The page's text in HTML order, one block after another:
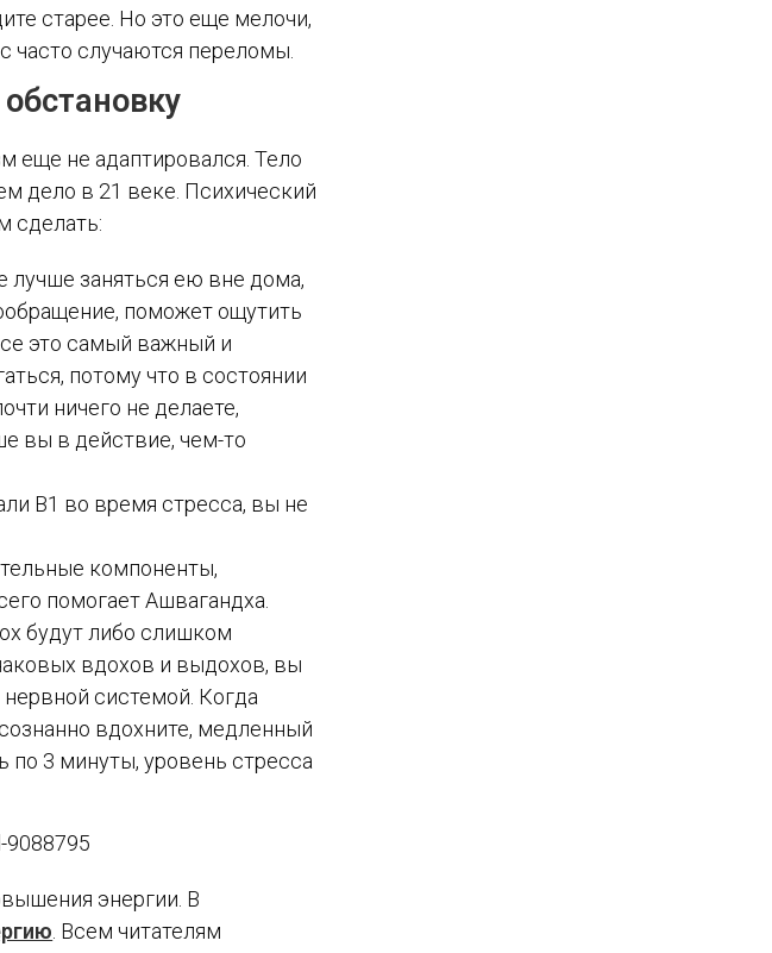
старее. Но это еще мелочи,
часто случаются переломы.
еще не адаптировался. Тело
дело в 21 веке. Психический
сделать:
лучше заняться ею вне дома,
поможет ощутить
это самый важный и
потому что в состоянии
ничего не делаете,
вы в действие, чем-то
В1 во время стресса, вы не
компоненты,
помогает Ашвагандха.
будут либо слишком
вдохов и выдохов, вы
системой. Когда
вдохните, медленный
по 3 минуты, уровень стресса
энергии. В
. Всем читателям